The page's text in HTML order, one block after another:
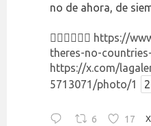
no de ahora, de
👉🏻👉🏻👉🏻 https://
theres-no-
https://x.com/
5713071/photo/1
2
6 17 X